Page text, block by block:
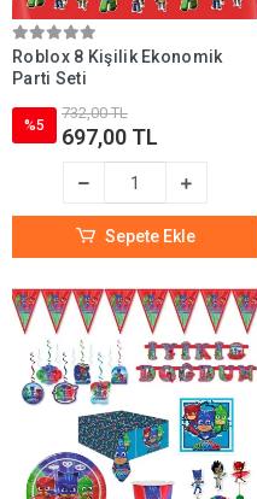
Roblox 8 Kişilik Ekonomik
Parti Seti
%5
732,00 TL
697,00 TL
Sepete Ekle